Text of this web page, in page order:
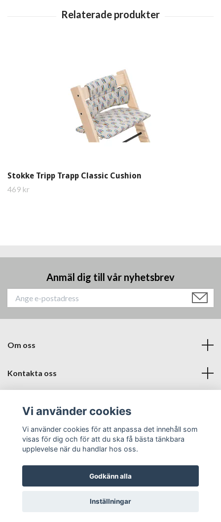
Stokke Tripp Trapp Classic Cushion
469 kr
Anmäl dig till vår nyhetsbrev
Om oss
Kontakta oss
Sociala medier
© 2026 Babyproffsen Halmstad
Vi använder cookies
Vi använder cookies för att anpassa det innehåll som
visas för dig och för att du ska få bästa tänkbara
upplevelse när du handlar hos oss.
Godkänn alla
Inställningar